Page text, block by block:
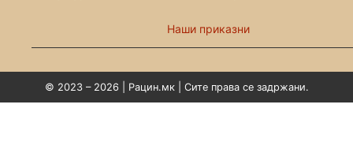
Наши приказни
© 2023 – 2026 | Рацин.мк | Сите права се задржани.